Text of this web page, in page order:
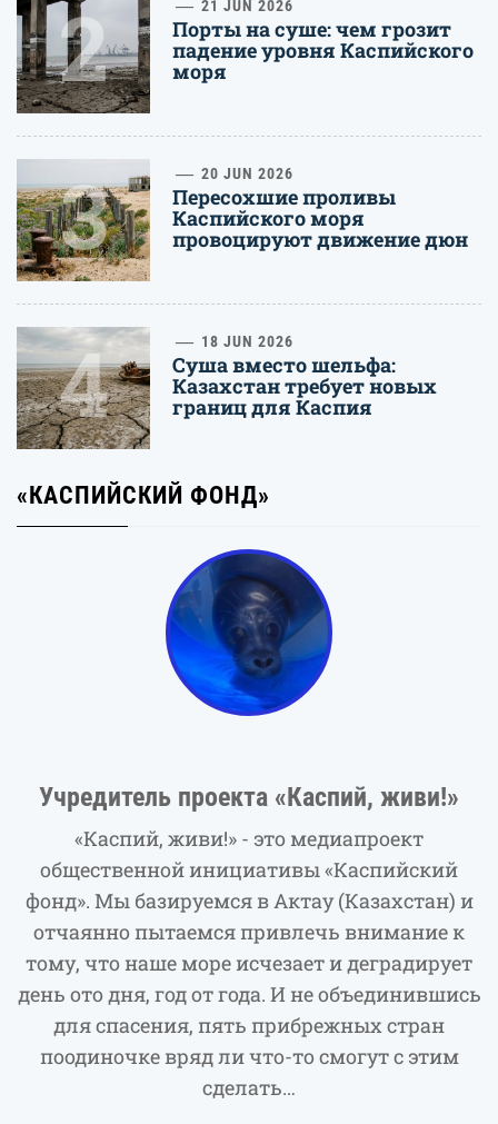
2 21 JUN 2026
Порты на суше: чем грозит
падение уровня Каспийского
моря
3 20 JUN 2026
Пересохшие проливы
Каспийского моря
провоцируют движение дюн
4 18 JUN 2026
Суша вместо шельфа:
Казахстан требует новых
границ для Каспия
«КАСПИЙСКИЙ ФОНД»
Учредитель проекта «Каспий, живи!»
«Каспий, живи!» - это медиапроект
общественной инициативы «Каспийский
фонд». Мы базируемся в Актау (Казахстан) и
отчаянно пытаемся привлечь внимание к
тому, что наше море исчезает и деградирует
день ото дня, год от года. И не объединившись
для спасения, пять прибрежных стран
поодиночке вряд ли что-то смогут с этим
сделать…